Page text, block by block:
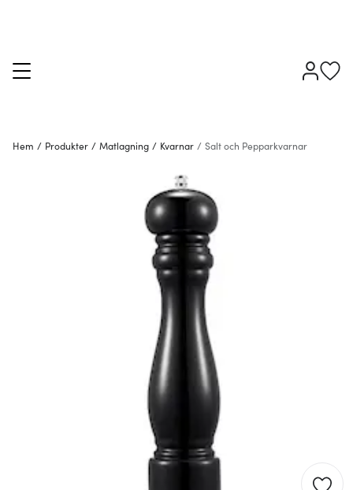
Hem / Produkter / Matlagning / Kvarnar / Salt och Pepparkvarnar